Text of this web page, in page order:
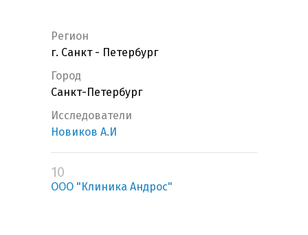
Регион
г. Санкт - Петербург
Город
Санкт-Петербург
Исследователи
Новиков А.И
10
ООО "Клиника Андрос"